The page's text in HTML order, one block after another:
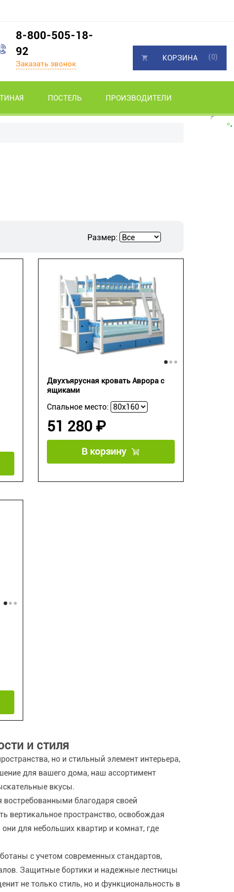
8-800-505-18-
92
Заказать звонок
ПОСТЕЛЬ ПРОИЗВОДИТЕЛИ
КОРЗИНА (0)
Размер:
Двухъярусная кровать Аврора с
ящиками
Спальное место:
51 280 ₽
В корзину
и стиля
но и стильный элемент интерьера,
для вашего дома, наш ассортимент
вкусы.
востребованными благодаря своей
вертикальное пространство, освобождая
для небольших квартир и комнат, где
с учетом современных стандартов,
Защитные бортики и надежные лестницы
не только стиль, но и функциональность в